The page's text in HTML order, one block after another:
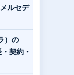
ルセデ
）の
契約・